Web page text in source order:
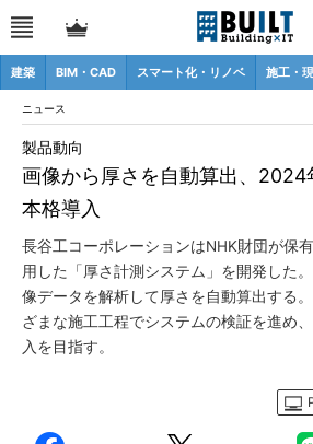
建築 BIM・CAD スマート化・リノベ 施工・
ニュース
画像から厚さを自動算出、2024
本格導入
製品動向
長谷工コーポレーションはNHK財団が保
用した「厚さ計測システム」を開発した
像データを解析して厚さを自動算出する
ざまな施工工程でシステムの検証を進め
入を目指す。